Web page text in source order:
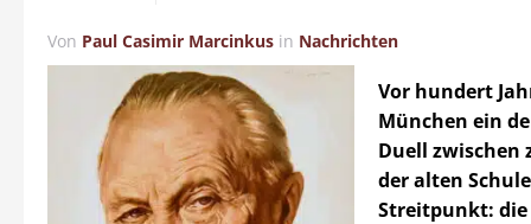
Von Paul Casimir Marcinkus in Nachrichten
Vor hundert
München ein
Duell zwischen
der alten
Streitpunkt: die